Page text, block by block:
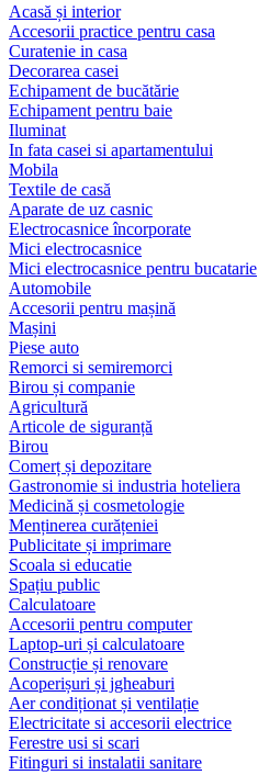
Acasă și interior
Accesorii practice pentru casa
Curatenie in casa
Decorarea casei
Echipament de bucătărie
Echipament pentru baie
Iluminat
In fata casei si apartamentului
Mobila
Textile de casă
Aparate de uz casnic
Electrocasnice încorporate
Mici electrocasnice
Mici electrocasnice pentru bucatarie
Automobile
Accesorii pentru mașină
Mașini
Piese auto
Remorci si semiremorci
Birou și companie
Agricultură
Articole de siguranță
Birou
Comerț și depozitare
Gastronomie si industria hoteliera
Medicină și cosmetologie
Menținerea curățeniei
Publicitate și imprimare
Scoala si educatie
Spațiu public
Calculatoare
Accesorii pentru computer
Laptop-uri și calculatoare
Construcție și renovare
Acoperișuri și jgheaburi
Aer condiționat și ventilație
Electricitate si accesorii electrice
Ferestre usi si scari
Fitinguri si instalatii sanitare